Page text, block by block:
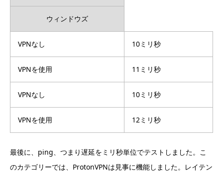
ウィンドウズ
VPNなし 10ミリ秒
VPNを使用 11ミリ秒
VPNなし 10ミリ秒
VPNを使用 12ミリ秒
最後に、ping、つまり遅延をミリ秒単位でテストしました。こ
のカテゴリーでは、ProtonVPNは見事に機能しました。レイテン